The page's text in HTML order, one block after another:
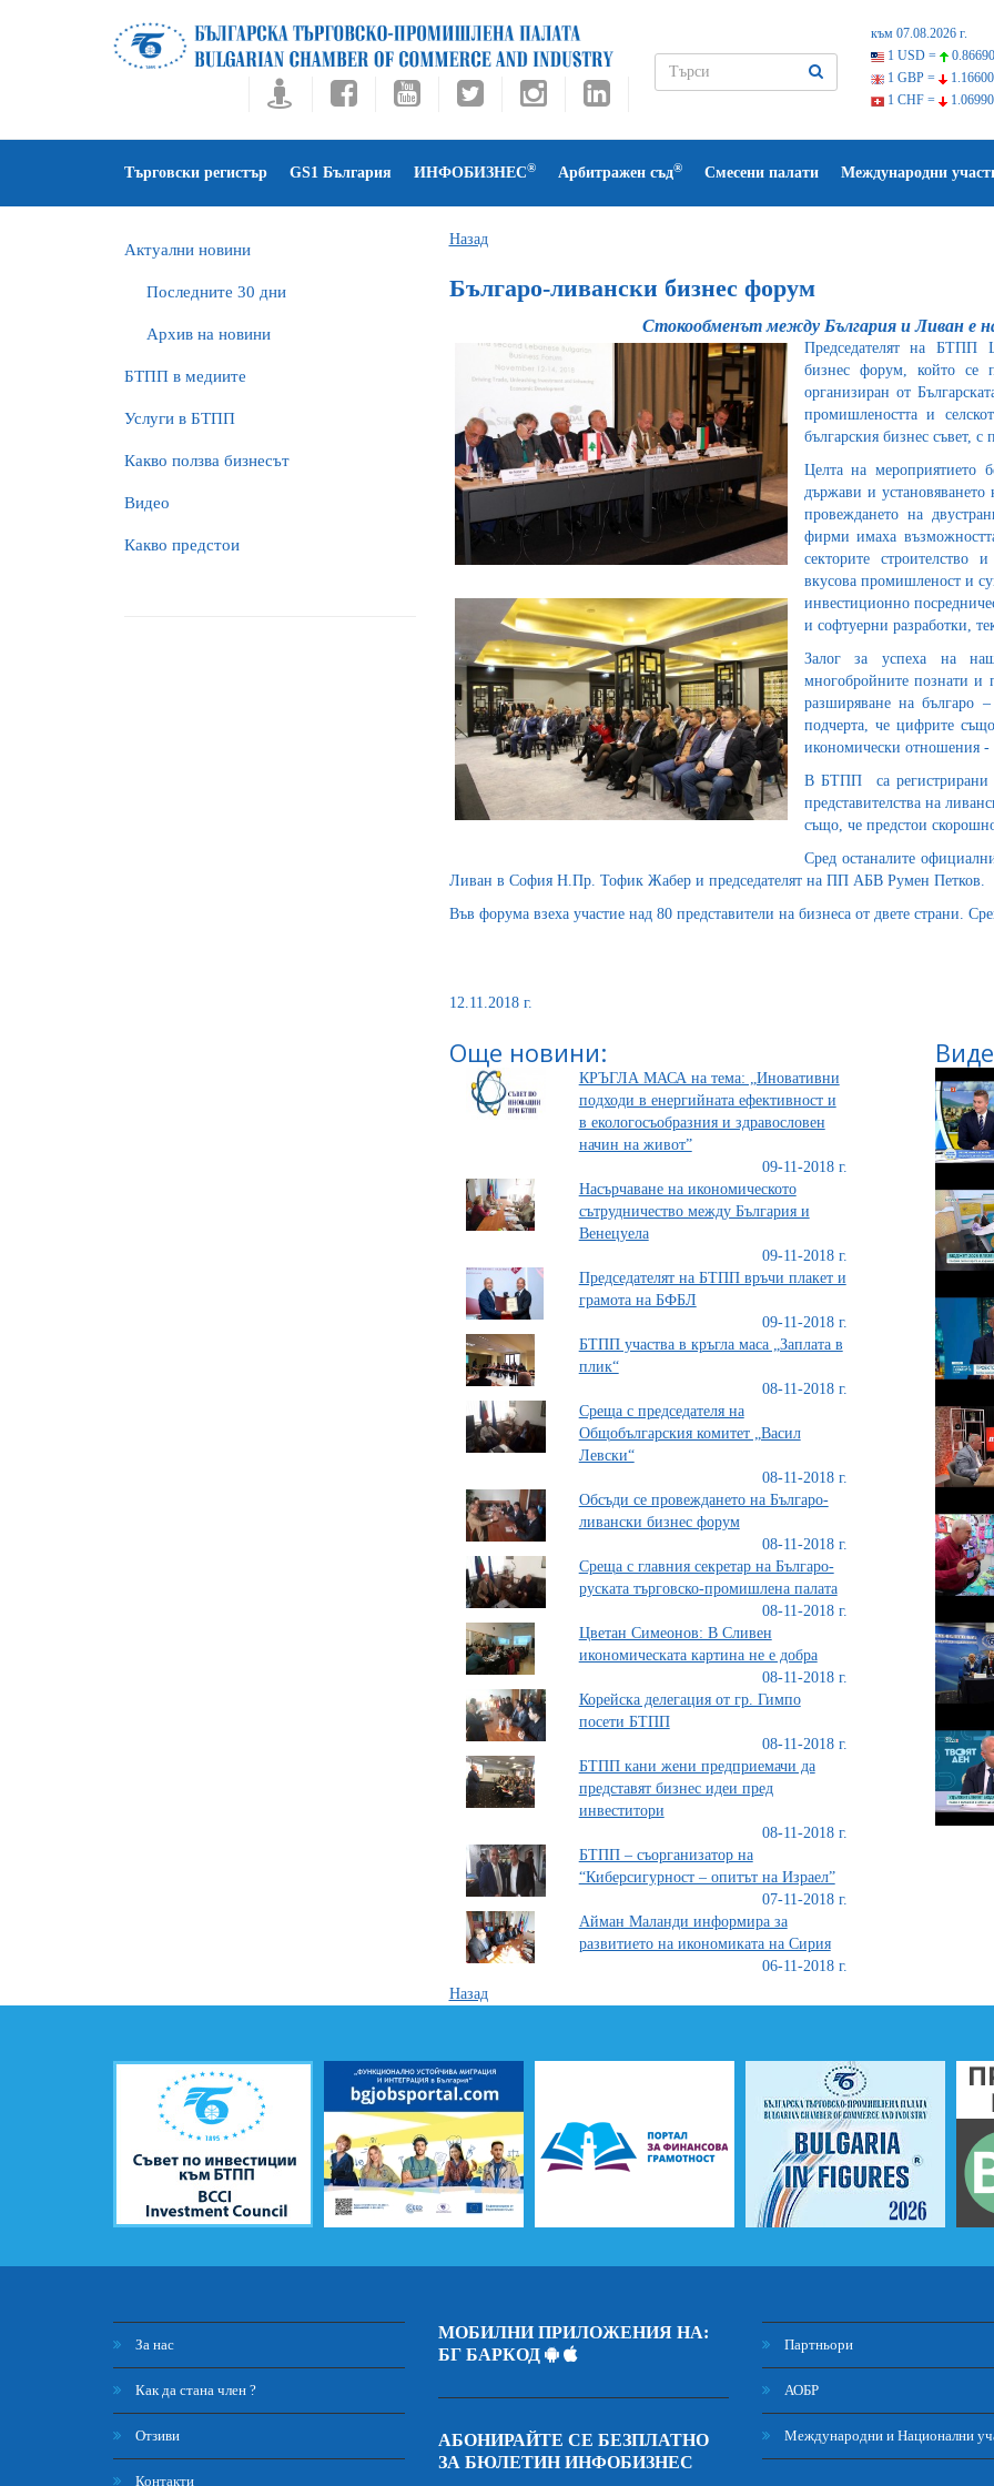
към 07.08.2026 г.
1 USD =
1 GBP =
1 CHF =
Търговски регистър GS1 България ИНФОБИЗНЕС® Арбитражен съд® Смесени палати Международни
Актуални новини
Последните 30 дни
Архив на новини
БTПП в медиите
Услуги в БТПП
Какво ползва бизнесът
Видео
Какво предстои
Назад
Българо-ливански бизнес форум
Стокообменът между България и Ливан е
Председателят на БТПП
бизнес форум, който се
организиран от
промишлеността и
българския бизнес съвет,
Целта на мероприятието
държави и
провеждането на
фирми имаха
секторите
вкусова промишленост и
инвестиционно
и софтуерни разработки,
Залог за успеха на
многобройните познати и
разширяване на българо
подчерта, че цифрите
икономически отношения -
В БТПП са регистрирани
представителства на
също, че предстои
Сред останалите
Ливан в София Н.Пр. Тофик Жабер и председателят на ПП АБВ Румен Петков.
Във форума взеха участие над 80 представители на бизнеса от двете страни.
12.11.2018 г.
Още новини:
КРЪГЛА МАСА на тема: „Иновативни
подходи в енергийната ефективност и
в екологосъобразния и здравословен
начин на живот”
09-11-2018 г.
Насърчаване на икономическото
сътрудничество между България и
Венецуела
09-11-2018 г.
Председателят на БТПП връчи плакет и
грамота на БФБЛ
09-11-2018 г.
БТПП участва в кръгла маса „Заплата в
плик“
08-11-2018 г.
Среща с председателя на
Общобългарския комитет „Васил
Левски“
08-11-2018 г.
Обсъди се провеждането на Българо-
ливански бизнес форум
08-11-2018 г.
Среща с главния секретар на Българо-
руската търговско-промишлена палата
08-11-2018 г.
Цветан Симеонов: В Сливен
икономическата картина не е добра
08-11-2018 г.
Корейска делегация от гр. Гимпо
посети БТПП
08-11-2018 г.
БТПП кани жени предприемачи да
представят бизнес идеи пред
инвеститори
08-11-2018 г.
БТПП – съорганизатор на
“Киберсигурност – опитът на Израел”
07-11-2018 г.
Айман Маланди информира за
развитието на икономиката на Сирия
06-11-2018 г.
Назад
За нас
Как да стана член ?
Отзиви
Контакти
МОБИЛНИ ПРИЛОЖЕНИЯ НА:
БГ БАРКОД
АБОНИРАЙТЕ СЕ БЕЗПЛАТНО
ЗА БЮЛЕТИН ИНФОБИЗНЕС
Партньори
АОБР
Международни и Национални